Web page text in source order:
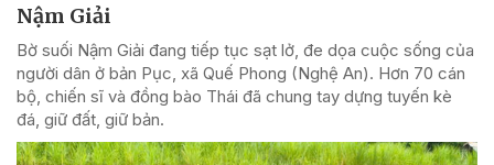
Nậm Giải
Bờ suối Nậm Giải đang tiếp tục sạt lở, đe dọa cuộc sống của
người dân ở bản Pục, xã Quế Phong (Nghệ An). Hơn 70 cán
bộ, chiến sĩ và đồng bào Thái đã chung tay dựng tuyến kè
đá, giữ đất, giữ bản.